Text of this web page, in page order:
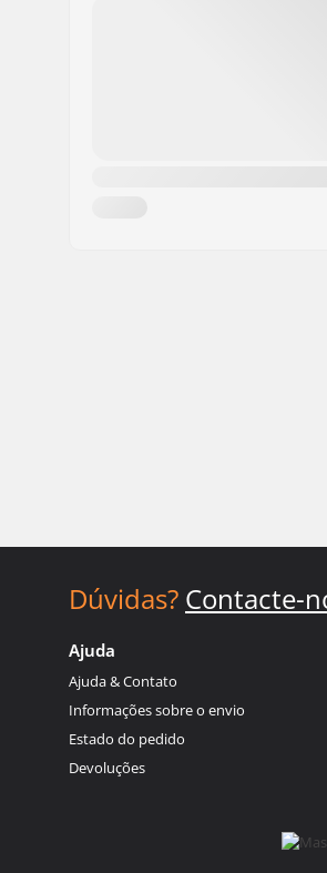
Dúvidas? Contacte-
Ajuda
Ajuda & Contato
Informações sobre o envio
Estado do pedido
Devoluções